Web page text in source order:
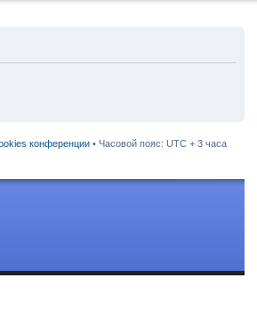
конференции • Часовой пояс: UTC + 3 часа